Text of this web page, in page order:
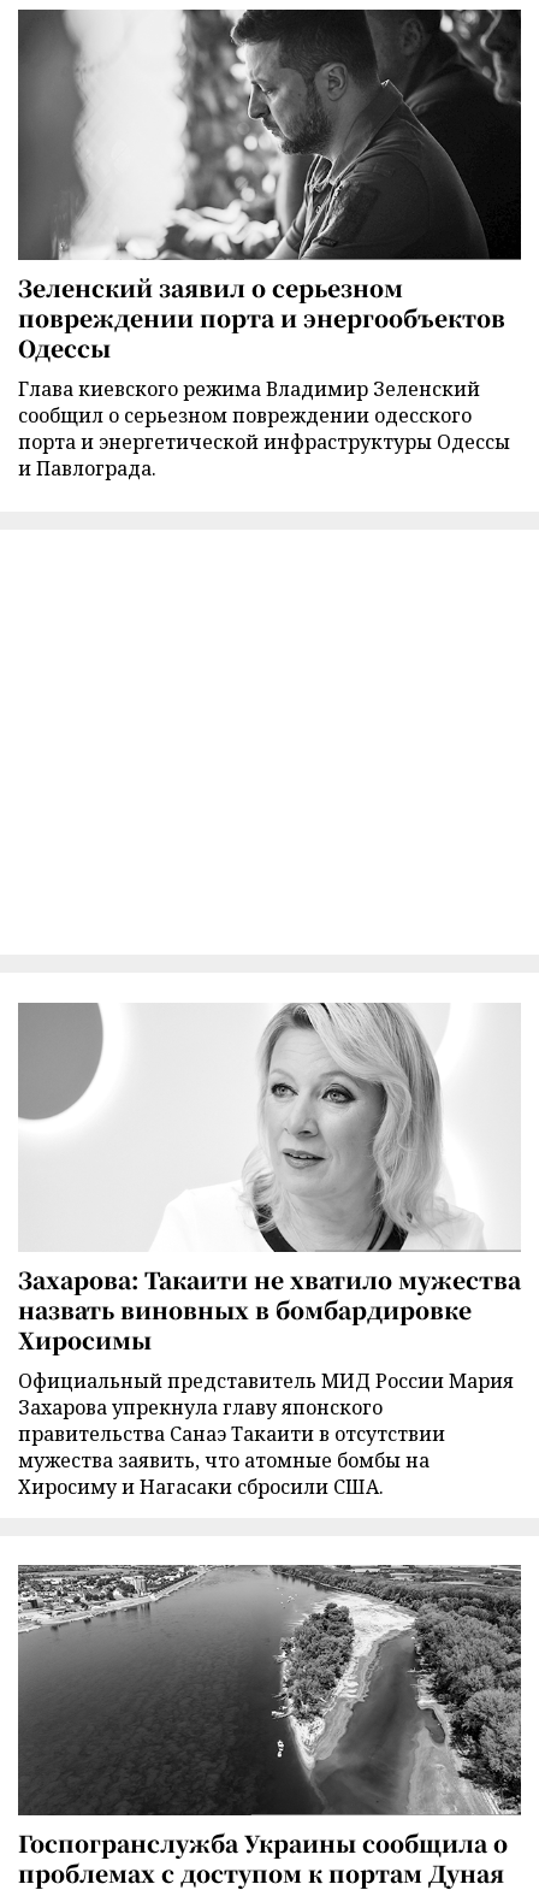
Зеленский заявил о серьезном
повреждении порта и энергообъектов
Одессы
Глава киевского режима Владимир Зеленский
сообщил о серьезном повреждении одесского
порта и энергетической инфраструктуры Одессы
и Павлограда.
Захарова: Такаити не хватило мужества
назвать виновных в бомбардировке
Хиросимы
Официальный представитель МИД России Мария
Захарова упрекнула главу японского
правительства Санаэ Такаити в отсутствии
мужества заявить, что атомные бомбы на
Хиросиму и Нагасаки сбросили США.
Госпогранслужба Украины сообщила о
проблемах с доступом к портам Дуная